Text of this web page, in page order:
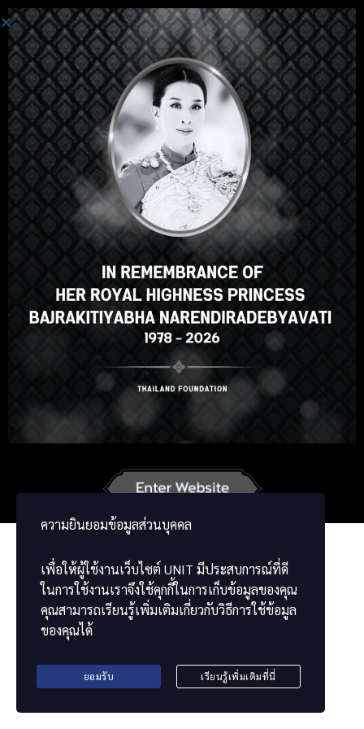
ログイン
Hey there, great course, right?
Do you like this course?
ENROLL COURSE
ความยินยอมข้อมูลส่วนบุคคล
เพื่อให้ผู้ใช้งานเว็บไซต์ UNIT มีประสบการณ์ที่ดี
ในการใช้งานเราจึงใช้คุกกี้ในการเก็บข้อมูลของคุณ
คุณสามารถเรียนรู้เพิ่มเติมเกี่ยวกับวิธีการใช้ข้อมูล
ของคุณได้
ยอมรับ เรียนรู้เพิ่มเติมที่นี่
Select your language
English ภาษาไทย
Korean German
Chinese
ខ្មែរ